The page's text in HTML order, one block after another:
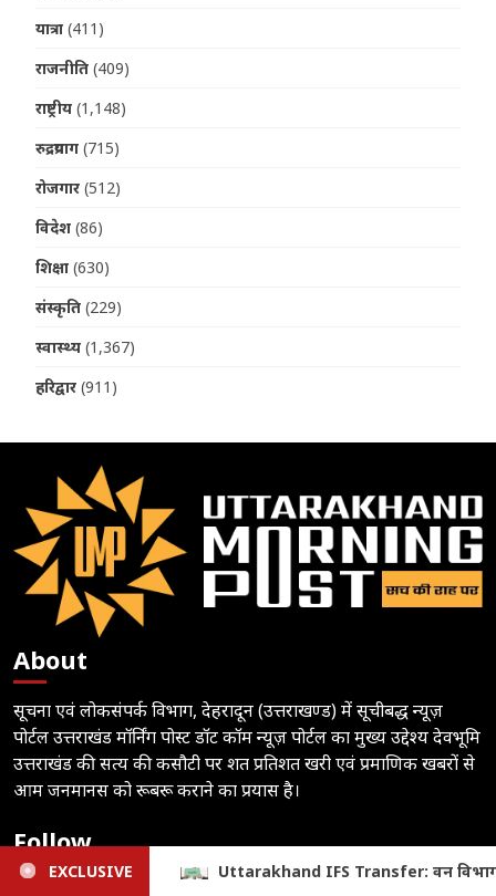
यात्रा (411)
राजनीति (409)
राष्ट्रीय (1,148)
रुद्रप्रयाग (715)
रोजगार (512)
विदेश (86)
शिक्षा (630)
संस्कृति (229)
स्वास्थ्य (1,367)
हरिद्वार (911)
About
सूचना एवं लोकसंपर्क विभाग, देहरादून (उत्तराखण्ड) में सूचीबद्ध न्यूज़
पोर्टल उत्तराखंड मॉर्निंग पोस्ट डॉट कॉम न्यूज़ पोर्टल का मुख्य उद्देश्य देवभूमि
उत्तराखंड की सत्य की कसौटी पर शत प्रतिशत खरी एवं प्रमाणिक खबरों से
आम जनमानस को रूबरू कराने का प्रयास है।
Follow
EXCLUSIVE
वन विभाग में बड़ा प्रशासनिक फेरबदल, 19 अधिकारियों के तबादले